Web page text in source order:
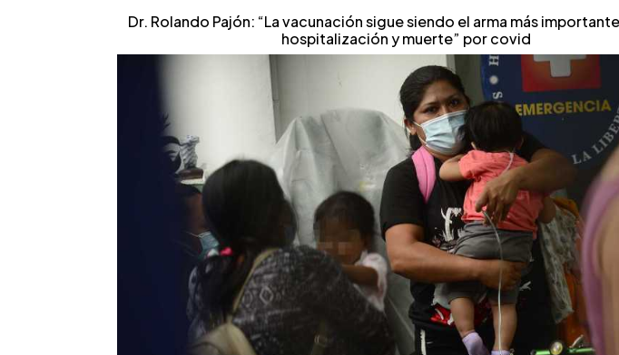
Dr. Rolando Pajón: “La vacunación sigue siendo el arma más
hospitalización y muerte” por covid